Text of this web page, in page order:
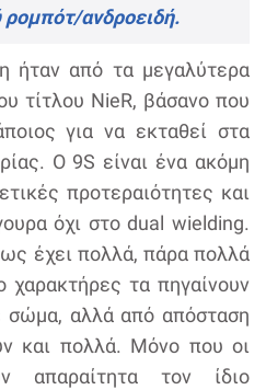
ρομπότ/ανδροειδή.
ήταν από τα μεγαλύτερα
τίτλου NieR, βάσανο που
για να εκταθεί στα
Ο 9S είναι ένα ακόμη
προτεραιότητες και
όχι στο dual wielding.
έχει πολλά, πάρα πολλά
χαρακτήρες τα πηγαίνουν
αλλά από απόσταση
και πολλά. Μόνο που οι
απαραίτητα τον ίδιο